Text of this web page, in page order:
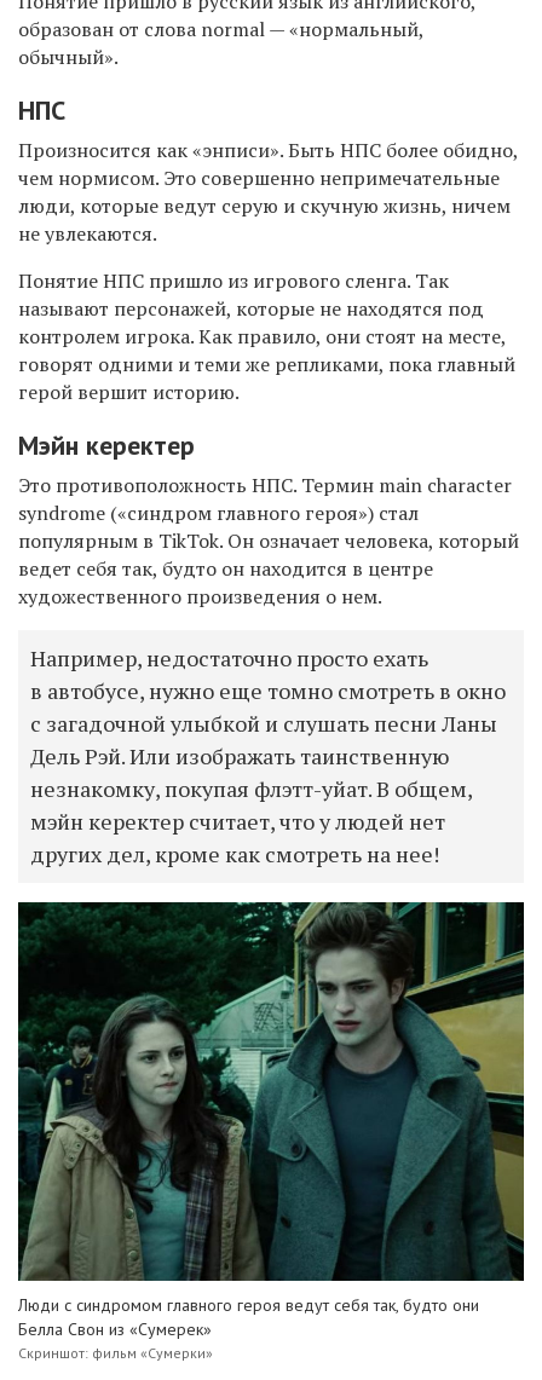
образован от слова normal — «нормальный,
обычный».
НПС
Произносится как «энписи». Быть НПС более обидно,
чем нормисом. Это совершенно непримечательные
люди, которые ведут серую и скучную жизнь, ничем
не увлекаются.
Понятие НПС пришло из игрового сленга. Так
называют персонажей, которые не находятся под
контролем игрока. Как правило, они стоят на месте,
говорят одними и теми же репликами, пока главный
герой вершит историю.
Мэйн керектер
Это противоположность НПС. Термин main character
syndrome («синдром главного героя») стал
популярным в TikTok. Он означает человека, который
ведет себя так, будто он находится в центре
художественного произведения о нем.
Например, недостаточно просто ехать
в автобусе, нужно еще томно смотреть в окно
с загадочной улыбкой и слушать песни Ланы
Дель Рэй. Или изображать таинственную
незнакомку, покупая флэтт-уйат. В общем,
мэйн керектер считает, что у людей нет
других дел, кроме как смотреть на нее!
Люди с синдромом главного героя ведут себя так, будто они
Белла Свон из «Сумерек»
Скриншот: фильм «Сумерки»